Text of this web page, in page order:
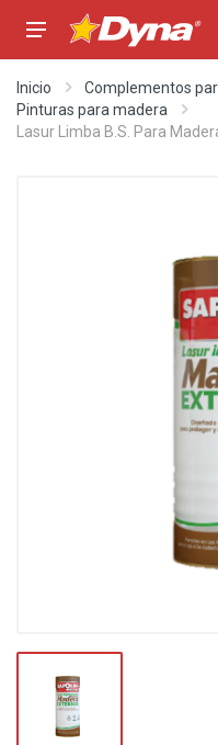
Inicio
Complementos
Pinturas para madera
Lasur Limba B.S. Para